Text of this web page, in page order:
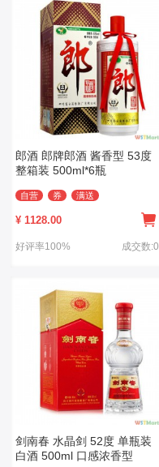
郎酒 郎牌郎酒 酱香型 53度
整箱装 500ml*6瓶
自营 券 满送
¥ 1128.00
好评率100% 成交数:0
剑南春 水晶剑 52度 单瓶装
白酒 500ml 口感浓香型